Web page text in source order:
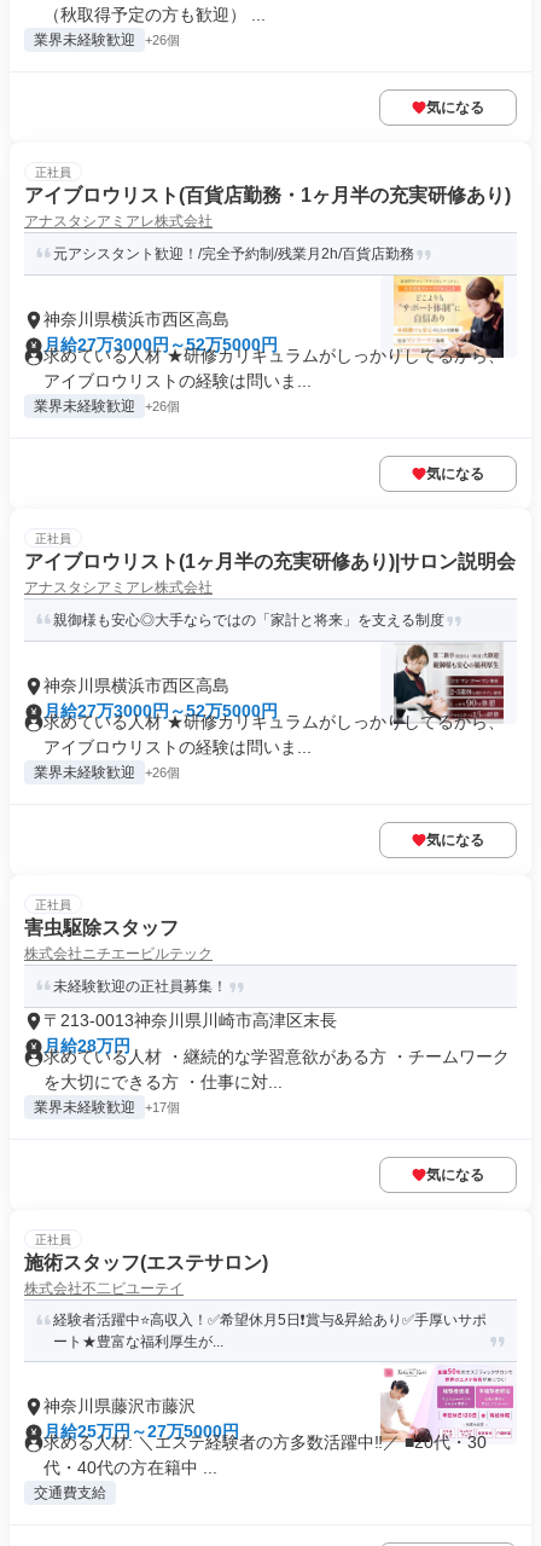
（秋取得予定の方も歓迎） ...
業界未経験歓迎 +26個
気になる
正社員
アイブロウリスト(百貨店勤務・1ヶ月半の充実研修あり)
アナスタシアミアレ株式会社
元アシスタント歓迎！/完全予約制/残業月2h/百貨店勤務
神奈川県横浜市西区高島
月給27万3000円～52万5000円
求めている人材 ★研修カリキュラムがしっかりしてるから、
アイブロウリストの経験は問いま...
業界未経験歓迎 +26個
気になる
正社員
アイブロウリスト(1ヶ月半の充実研修あり)|サロン説明会
アナスタシアミアレ株式会社
親御様も安心◎大手ならではの「家計と将来」を支える制度
神奈川県横浜市西区高島
月給27万3000円～52万5000円
求めている人材 ★研修カリキュラムがしっかりしてるから、
アイブロウリストの経験は問いま...
業界未経験歓迎 +26個
気になる
正社員
害虫駆除スタッフ
株式会社ニチエービルテック
未経験歓迎の正社員募集！
〒213-0013神奈川県川崎市高津区末長
月給28万円
求めている人材 ・継続的な学習意欲がある方 ・チームワーク
を大切にできる方 ・仕事に対...
業界未経験歓迎 +17個
気になる
正社員
施術スタッフ(エステサロン)
株式会社不二ビユーテイ
経験者活躍中⭐️高収入！✅希望休月5日❗️賞与&昇給あり✅手厚いサポ
ート★豊富な福利厚生が...
神奈川県藤沢市藤沢
月給25万円～27万5000円
求める人材: ＼エステ経験者の方多数活躍中‼／ ■20代・30
代・40代の方在籍中 ...
交通費支給